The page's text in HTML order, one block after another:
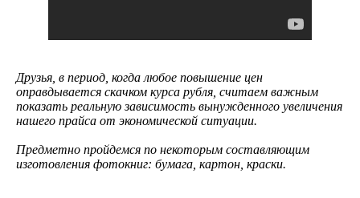
Друзья, в период, когда любое повышение цен
оправдывается скачком курса рубля, считаем важным
показать реальную зависимость вынужденного увеличения
нашего прайса от экономической ситуации.
Предметно пройдемся по некоторым составляющим
изготовления фотокниг: бумага, картон, краски.